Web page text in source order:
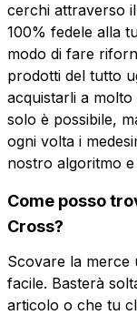
cerchi attraverso
100% fedele alla
modo di fare
prodotti del tutto
acquistarli a
solo è possibile,
ogni volta i
nostro algoritmo
Come posso
Cross?
Scovare la merce
facile. Basterà
articolo o che tu